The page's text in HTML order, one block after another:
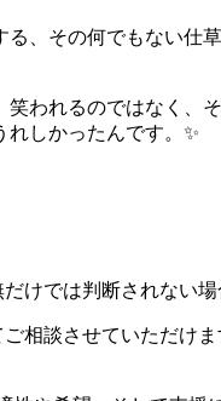
、その何でもない仕
われるのではなく、
しかったんです。✨
けでは判断されない場
相談させていただけ